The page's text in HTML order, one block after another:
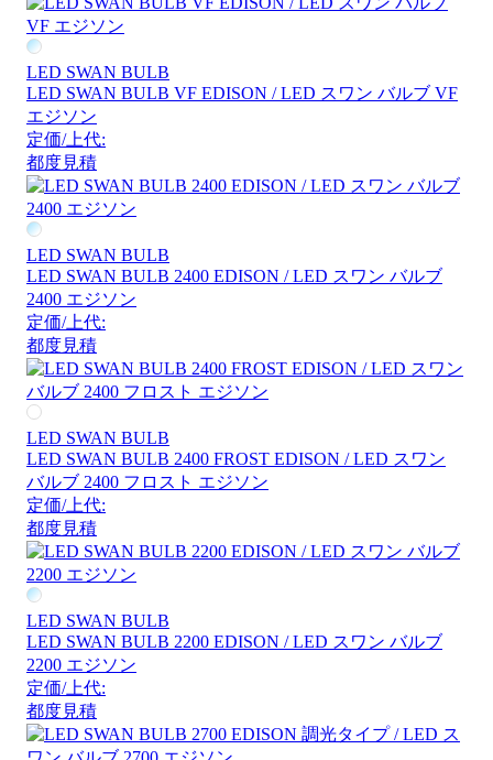
LED SWAN BULB
LED SWAN BULB VF EDISON / LED スワン バルブ VF
エジソン
定価/上代:
都度見積
LED SWAN BULB
LED SWAN BULB 2400 EDISON / LED スワン バルブ
2400 エジソン
定価/上代:
都度見積
LED SWAN BULB
LED SWAN BULB 2400 FROST EDISON / LED スワン
バルブ 2400 フロスト エジソン
定価/上代:
都度見積
LED SWAN BULB
LED SWAN BULB 2200 EDISON / LED スワン バルブ
2200 エジソン
定価/上代:
都度見積